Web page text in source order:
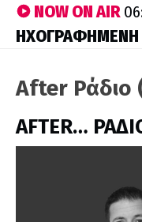
NOW ON AIR
After
AFTER…